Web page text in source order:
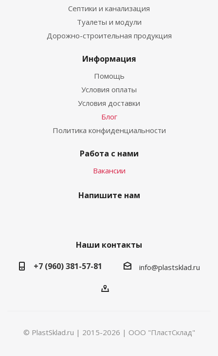
Септики и канализация
Туалеты и модули
Дорожно-строительная продукция
Информация
Помощь
Условия оплаты
Условия доставки
Блог
Политика конфиденциальности
Работа с нами
Вакансии
Напишите нам
Наши контакты
+7 (960) 381-57-81
info@plastsklad.ru
© PlastSklad.ru | 2015-2026 | ООО "ПластСклад"